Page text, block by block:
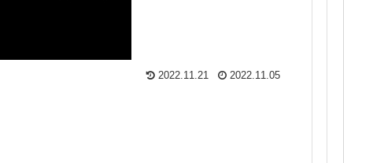
2022.11.21 2022.11.05